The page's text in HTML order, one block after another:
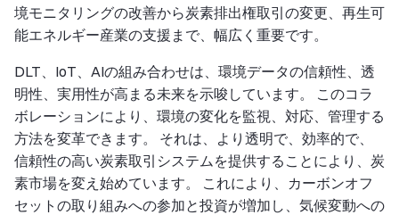
境モニタリングの改善から炭素排出権取引の変更、再生可
能エネルギー産業の支援まで、幅広く重要です。
DLT、IoT、AIの組み合わせは、環境データの信頼性、透
明性、実用性が高まる未来を示唆しています。 このコラ
ボレーションにより、環境の変化を監視、対応、管理する
方法を変革できます。 それは、より透明で、効率的で、
信頼性の高い炭素取引システムを提供することにより、炭
素市場を変え始めています。 これにより、カーボンオフ
セットの取り組みへの参加と投資が増加し、気候変動への